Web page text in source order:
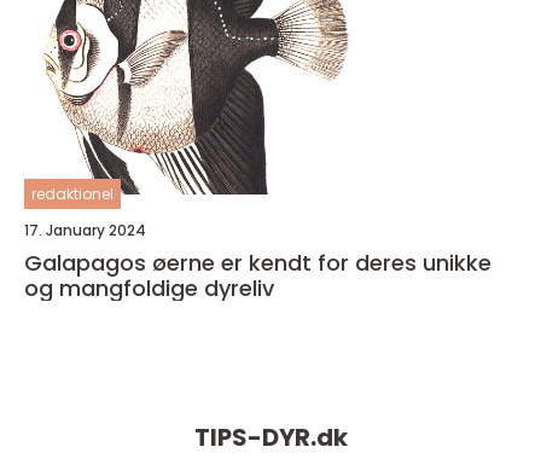
redaktionel
17. January 2024
Galapagos øerne er kendt for deres unikke
og mangfoldige dyreliv
TIPS-DYR.dk